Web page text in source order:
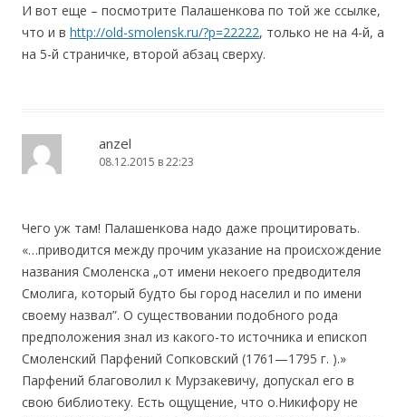
И вот еще – посмотрите Палашенкова по той же ссылке,
что и в http://old-smolensk.ru/?p=22222, только не на 4-й, а
на 5-й страничке, второй абзац сверху.
anzel
08.12.2015 в 22:23
Чего уж там! Палашенкова надо даже процитировать.
«…приводится между прочим указание на происхождение
названия Смоленска „от имени некоего предводителя
Смолига, который будто бы город населил и по имени
своему назвал”. О существовании подобного рода
предположения знал из какого-то источника и епископ
Смоленский Парфений Сопковский (1761—1795 г. ).»
Парфений благоволил к Мурзакевичу, допускал его в
свою библиотеку. Есть ощущение, что о.Никифору не